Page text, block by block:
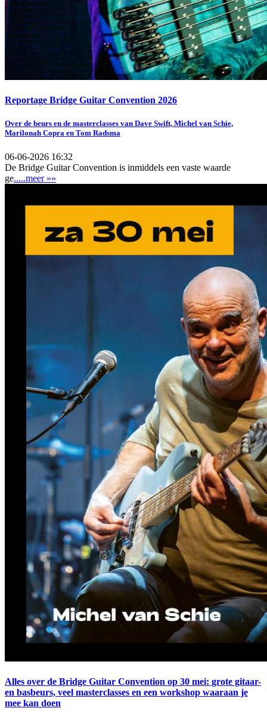
Reportage Bridge Guitar Convention 2026
Over de beurs en de masterclasses van Dave Swift, Michel van Schie,
Marilonah Copra en Tom Radsma
06-06-2026 16:32
De Bridge Guitar Convention is inmiddels een vaste waarde
ge.....meer »»
Alles over de Bridge Guitar Convention op 30 mei: grote gitaar-
en basbeurs, veel masterclasses en een workshop waaraan je
mee kan doen